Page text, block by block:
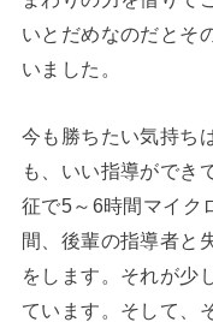
いとだめなのだとそ
いました。
今も勝ちたい気持ち
も、いい指導ができ
征で5～6時間マイク
間、後輩の指導者と
をします。それが少
ています。そして、